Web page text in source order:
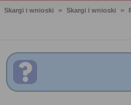
Skargi i wnioski Skargi i wnioski